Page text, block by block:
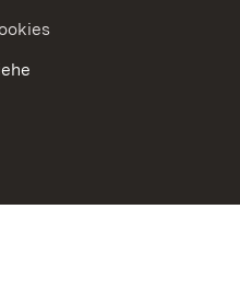
zur